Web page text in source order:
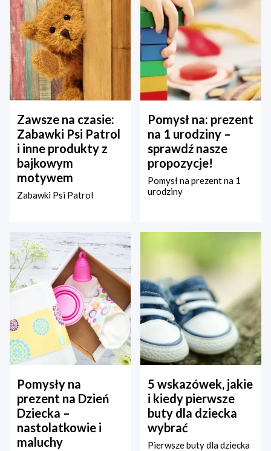
Zawsze na czasie:
Zabawki Psi Patrol
i inne produkty z
bajkowym
motywem
Zabawki Psi Patrol
Pomysł na: prezent
na 1 urodziny –
sprawdź nasze
propozycje!
Pomysł na prezent na 1
urodziny
Pomysły na
prezent na Dzień
Dziecka –
nastolatkowie i
maluchy
5 wskazówek, jakie
i kiedy pierwsze
buty dla dziecka
wybrać
Pierwsze buty dla dziecka